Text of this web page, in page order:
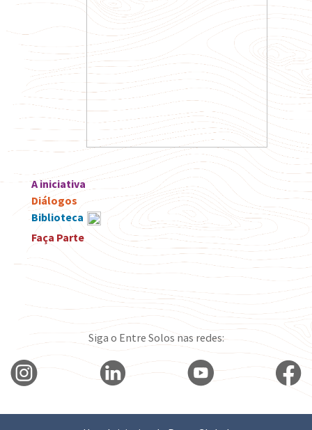
A iniciativa
Diálogos
Biblioteca
Faça Parte
Siga o Entre Solos nas redes: